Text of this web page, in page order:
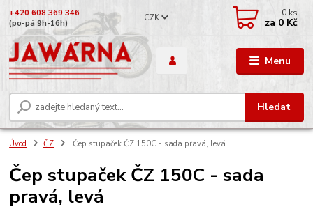
Menu
CZK
Hledat
+420 608 369 346
(po-pá 9h-16h)
0 ks
za 0 Kč
Úvod ČZ Čep stupaček ČZ 150C - sada pravá, levá
Čep stupaček ČZ 150C - sada
pravá, levá